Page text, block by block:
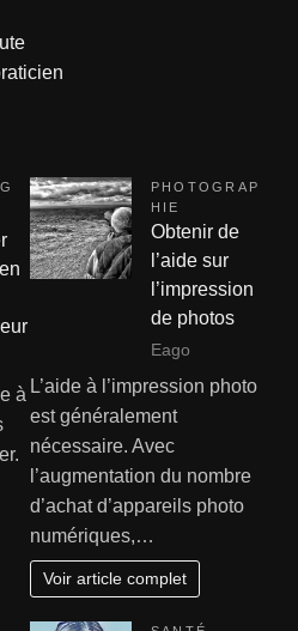
à
PHOTOGRAP
HIE
Obtenir de
l’aide sur
l’impression
de photos
Eago
L’aide à l’impression photo
est généralement
nécessaire. Avec
l’augmentation du nombre
d’achat d’appareils photo
numériques,…
Voir article complet